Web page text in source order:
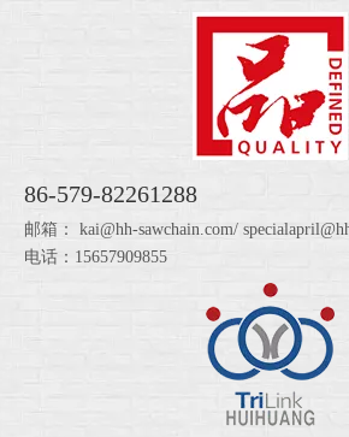
86-579-82261288
邮箱： kai@hh-sawchain.com/
电话：15657909855